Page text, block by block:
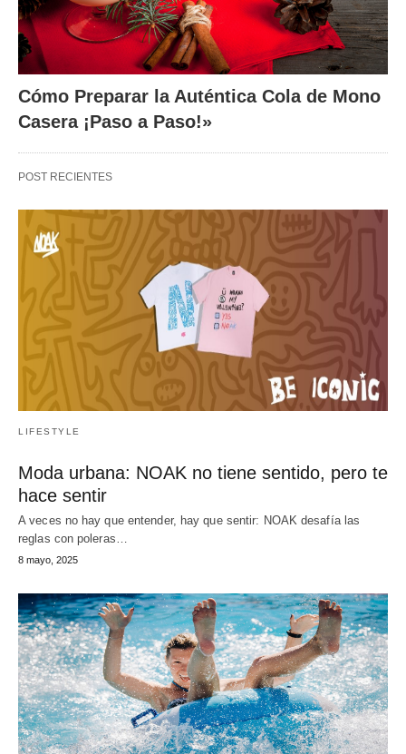
Cómo Preparar la Auténtica Cola de Mono
Casera ¡Paso a Paso!»
POST RECIENTES
LIFESTYLE
Moda urbana: NOAK no tiene sentido, pero te
hace sentir
A veces no hay que entender, hay que sentir: NOAK desafía las
reglas con poleras…
8 mayo, 2025